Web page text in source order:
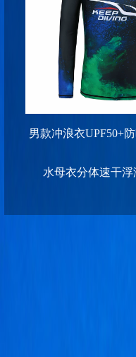
男款冲浪衣UPF50+
水母衣分体速干